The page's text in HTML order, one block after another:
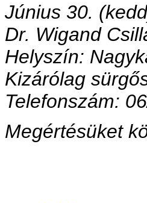
Június 30.
Dr. Wigand
Helyszín:
Kizárólag
Telefonszám:
Megértésüket